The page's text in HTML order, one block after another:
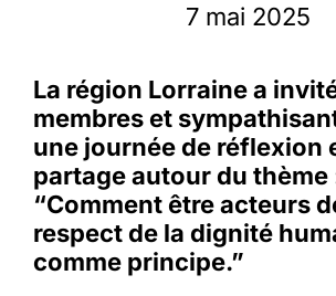
Nous soutenir
La revue
7 mai 2025
La région Lorraine a
membres et
une journée de réflexion
partage autour du thème
“Comment être acteurs
respect de la dignité
comme principe.”